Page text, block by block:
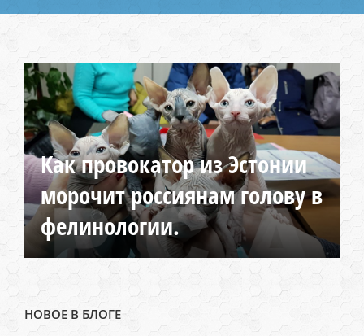
Как провокатор из Эстонии
морочит россиянам голову в
фелинологии.
НОВОЕ В БЛОГЕ